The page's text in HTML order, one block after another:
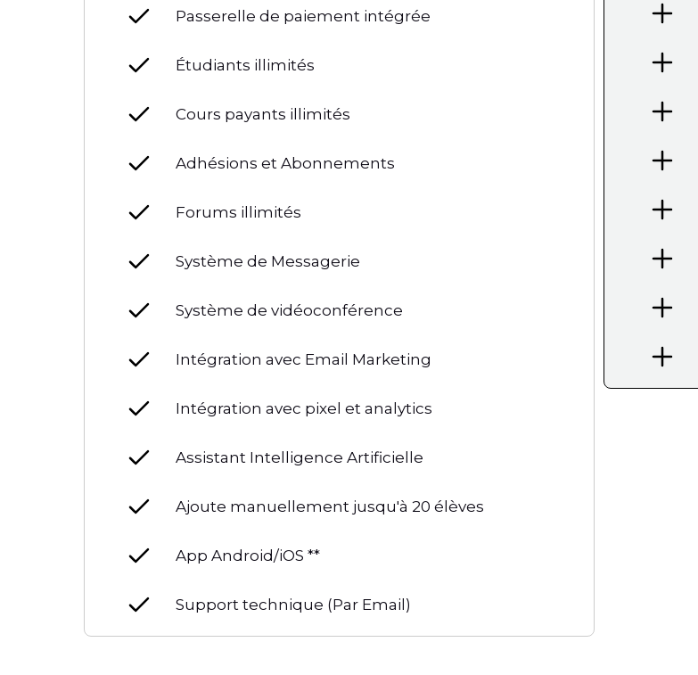
Passerelle de paiement intégrée
Étudiants illimités
Cours payants illimités
Adhésions et Abonnements
Forums illimités
Système de Messagerie
Système de vidéoconférence
Intégration avec Email Marketing
Intégration avec pixel et analytics
Assistant Intelligence Artificielle
Ajoute manuellement jusqu'à 20 élèves
App Android/iOS **
Support technique (Par Email)